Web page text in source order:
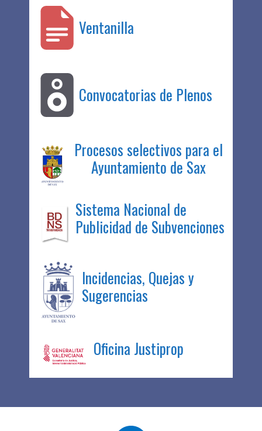
Ventanilla
Convocatorias de Plenos
Procesos selectivos para el
Ayuntamiento de Sax
Sistema Nacional de
Publicidad de Subvenciones
Incidencias, Quejas y
Sugerencias
Oficina Justiprop